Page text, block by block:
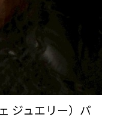
ジュエリー）パ